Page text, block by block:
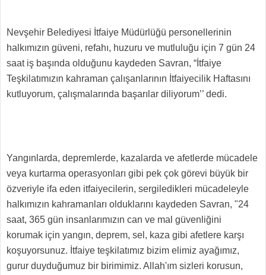
Nevşehir Belediyesi İtfaiye Müdürlüğü personellerinin
halkımızın güveni, refahı, huzuru ve mutluluğu için 7 gün 24
saat iş başında olduğunu kaydeden Savran, “İtfaiye
Teşkilatımızın kahraman çalışanlarının İtfaiyecilik Haftasını
kutluyorum, çalışmalarında başarılar diliyorum’’ dedi.
Yangınlarda, depremlerde, kazalarda ve afetlerde mücadele
veya kurtarma operasyonları gibi pek çok görevi büyük bir
özveriyle ifa eden itfaiyecilerin, sergiledikleri mücadeleyle
halkımızın kahramanları olduklarını kaydeden Savran, "24
saat, 365 gün insanlarımızın can ve mal güvenliğini
korumak için yangın, deprem, sel, kaza gibi afetlere karşı
koşuyorsunuz. İtfaiye teşkilatımız bizim elimiz ayağımız,
gurur duyduğumuz bir birimimiz. Allah'ım sizleri korusun,